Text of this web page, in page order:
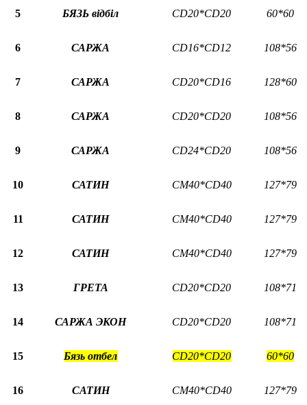
5 БЯЗЬвідбіл СD20*СD20 60*60
6 САРЖА СD16*СD12 108*56
7 САРЖА СD20*СD16 128*60
8 САРЖА СD20*СD20 108*56
9 САРЖА СD24*СD20 108*56
10 САТИН СM40*СD40 127*79
11 САТИН СM40*СD40 127*79
12 САТИН СM40*СD40 127*79
13 ГРЕТА СD20*CD20 108*71
14 САРЖА ЭКОН СD20*CD20 108*71
15 Бязь отбел СD20*СD20 60*60
16 CАТИН СM40*СD40 127*79